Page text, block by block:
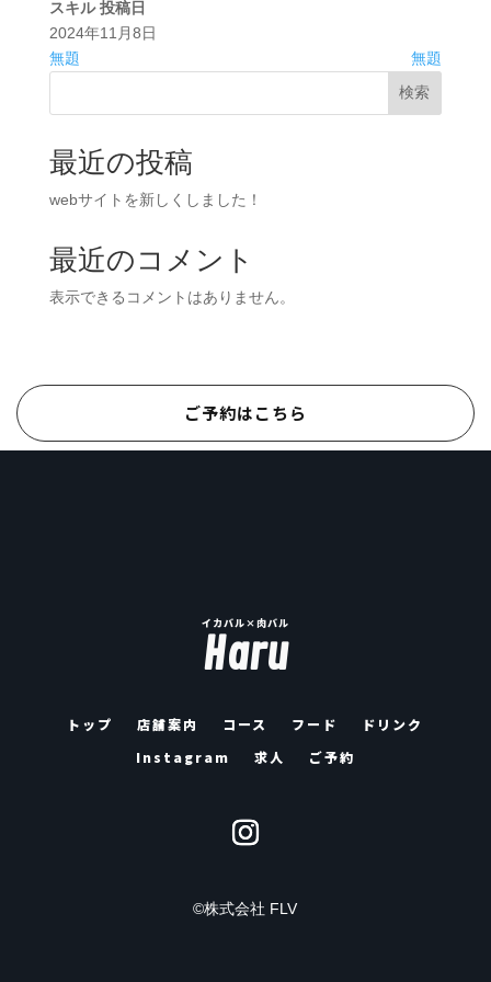
スキル 投稿日
2024年11月8日
無題
無題
検索
最近の投稿
webサイトを新しくしました！
最近のコメント
表示できるコメントはありません。
ご予約はこちら
イカバル×肉バル
Haru
トップ 店舗案内 コース フード
ドリンク
Instagram
求人 ご予約
©︎株式会社 FLV